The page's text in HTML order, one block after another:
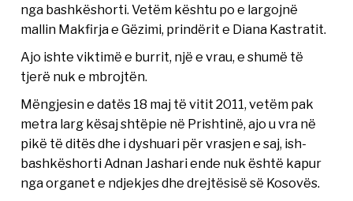
nga bashkëshorti. Vetëm kështu po e largojnë
mallin Makfirja e Gëzimi, prindërit e Diana Kastratit.
Ajo ishte viktimë e burrit, një e vrau, e shumë të
tjerë nuk e mbrojtën.
Mëngjesin e datës 18 maj të vitit 2011, vetëm pak
metra larg kësaj shtëpie në Prishtinë, ajo u vra në
pikë të ditës dhe i dyshuari për vrasjen e saj, ish-
bashkëshorti Adnan Jashari ende nuk është kapur
nga organet e ndjekjes dhe drejtësisë së Kosovës.